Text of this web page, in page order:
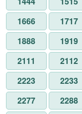
1666
1717
1888
1919
2111
2112
2223
2233
2277
2288